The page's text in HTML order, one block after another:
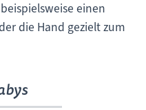
einen
die Hand gezielt zum